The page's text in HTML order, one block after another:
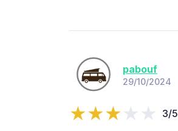
pabouf
29/10/2024
3/5